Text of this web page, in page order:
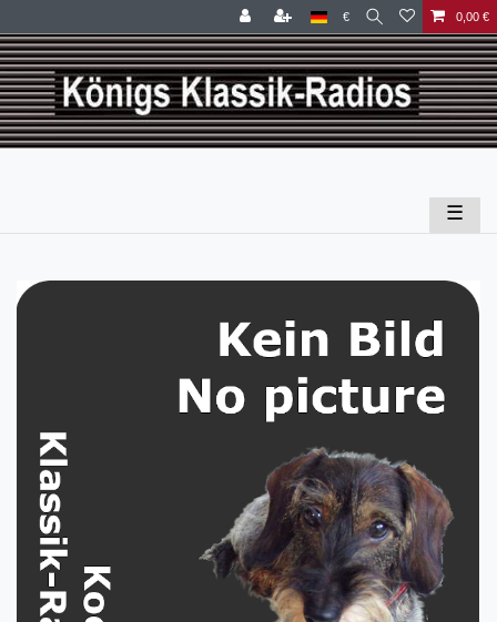
€ 0,00 €
☰